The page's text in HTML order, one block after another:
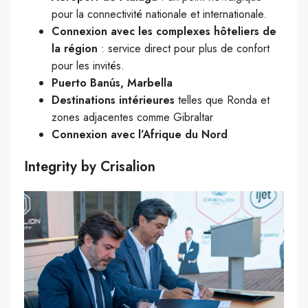
pour la connectivité nationale et internationale.
Connexion avec les complexes hôteliers de
la région : service direct pour plus de confort
pour les invités.
Puerto Banús, Marbella
Destinations intérieures telles que Ronda et
zones adjacentes comme Gibraltar
Connexion avec l’Afrique du Nord
Integrity by Crisalion